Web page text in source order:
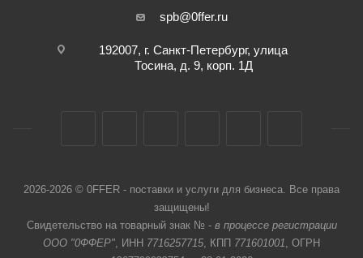
spb@0ffer.ru
192007, г. Санкт-Петербург, улица
Тосина, д. 9, корп. 1Д
2026-2026 © 0FFER - поставки и услуги для бизнеса. Все права
защищены!
Свидетельство на товарный знак № - в процессе регистрации
ООО "0ФФЕР", ИНН 7716257715, КПП 771601001, ОГРН